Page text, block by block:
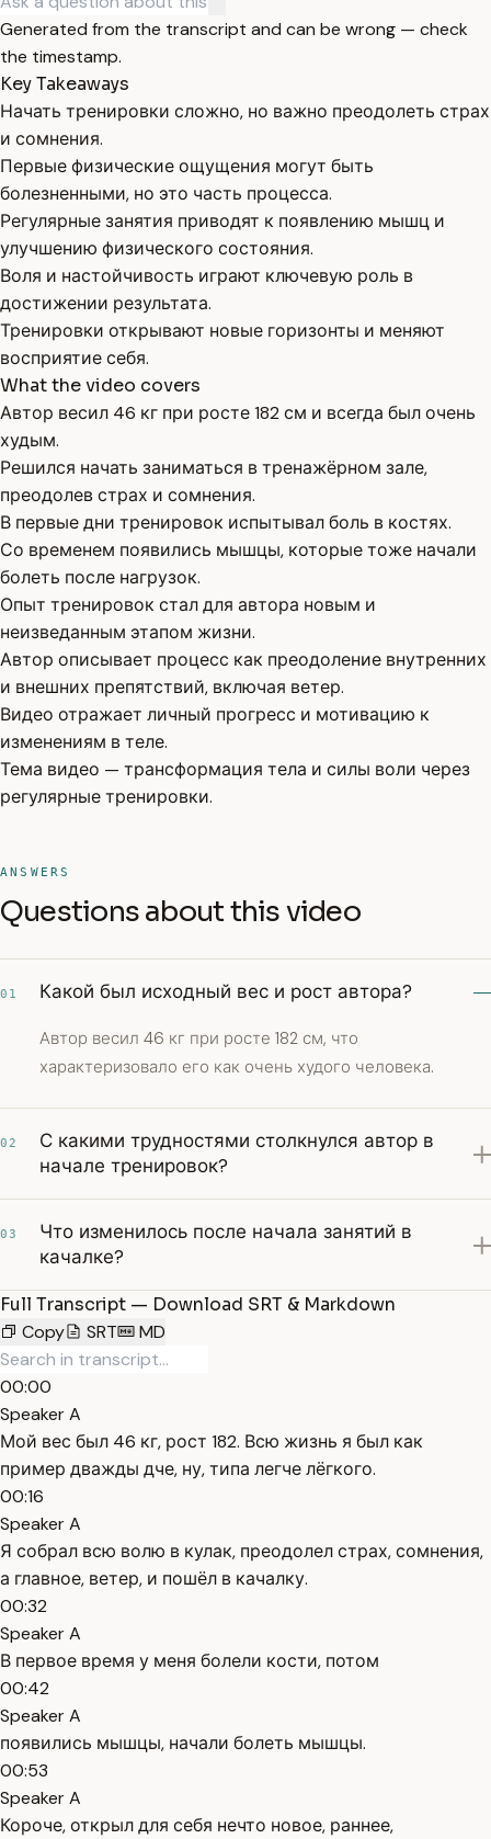
Generated from the transcript and can be wrong — check
the timestamp.
Key Takeaways
Начать тренировки сложно, но важно преодолеть страх
и сомнения.
Первые физические ощущения могут быть
болезненными, но это часть процесса.
Регулярные занятия приводят к появлению мышц и
улучшению физического состояния.
Воля и настойчивость играют ключевую роль в
достижении результата.
Тренировки открывают новые горизонты и меняют
восприятие себя.
What the video covers
Автор весил 46 кг при росте 182 см и всегда был очень
худым.
Решился начать заниматься в тренажёрном зале,
преодолев страх и сомнения.
В первые дни тренировок испытывал боль в костях.
Со временем появились мышцы, которые тоже начали
болеть после нагрузок.
Опыт тренировок стал для автора новым и
неизведанным этапом жизни.
Автор описывает процесс как преодоление внутренних
и внешних препятствий, включая ветер.
Видео отражает личный прогресс и мотивацию к
изменениям в теле.
Тема видео — трансформация тела и силы воли через
регулярные тренировки.
ANSWERS
Questions about this video
01 Какой был исходный вес и рост автора?
Автор весил 46 кг при росте 182 см, что
характеризовало его как очень худого человека.
02
С какими трудностями столкнулся автор в
начале тренировок?
03
Что изменилось после начала занятий в
качалке?
Full Transcript — Download SRT & Markdown
Copy
SRT MD
00:00
Speaker A
Мой вес был 46 кг, рост 182. Всю жизнь я был как
пример дважды дче, ну, типа легче лёгкого.
00:16
Speaker A
Я собрал всю волю в кулак, преодолел страх, сомнения,
а главное, ветер, и пошёл в качалку.
00:32
Speaker A
В первое время у меня болели кости, потом
00:42
Speaker A
появились мышцы, начали болеть мышцы.
00:53
Speaker A
Короче, открыл для себя нечто новое, раннее,